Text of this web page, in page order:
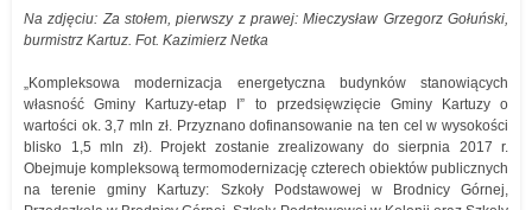
Na zdjęciu: Za stołem, pierwszy z prawej: Mieczysław Grzegorz Gołuński,
burmistrz Kartuz. Fot. Kazimierz Netka
„Kompleksowa modernizacja energetyczna budynków stanowiących
własność Gminy Kartuzy-etap I” to przedsięwzięcie Gminy Kartuzy o
wartości ok. 3,7 mln zł. Przyznano dofinansowanie na ten cel w wysokości
blisko 1,5 mln zł). Projekt zostanie zrealizowany do sierpnia 2017 r.
Obejmuje kompleksową termomodernizację czterech obiektów publicznych
na terenie gminy Kartuzy: Szkoły Podstawowej w Brodnicy Górnej,